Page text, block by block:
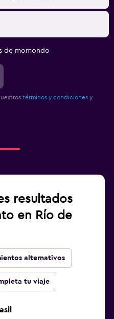
de momondo
términos y condiciones y
resultados
en Río de
alternativos
tu viaje